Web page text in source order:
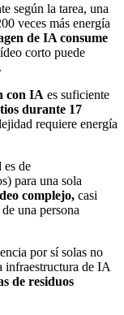
según la tarea, una
veces más energía
de IA consume
corto puede
con IA es suficiente
durante 17
requiere energía
es de
para una sola
complejo, casi
una persona
por sí solas no
infraestructura de IA
de residuos